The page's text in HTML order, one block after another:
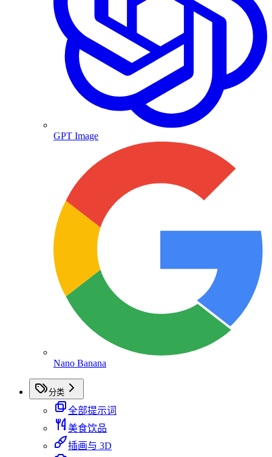
GPT Image
Nano Banana
分类
全部提示词
美食饮品
插画与 3D